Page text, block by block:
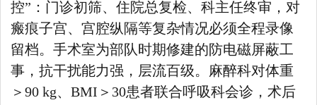
控”：门诊初筛、住院总复检、科主任终审，对
瘢痕子宫、宫腔纵隔等复杂情况必须全程录像
留档。手术室为部队时期修建的防电磁屏蔽工
事，抗干扰能力强，层流百级。麻醉科对体重
＞90 kg、BMI＞30患者联合呼吸科会诊，术后